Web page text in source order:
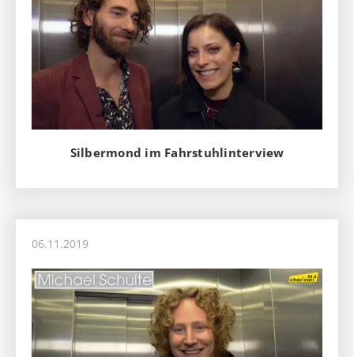
Silbermond im Fahrstuhlinterview
06.11.2019